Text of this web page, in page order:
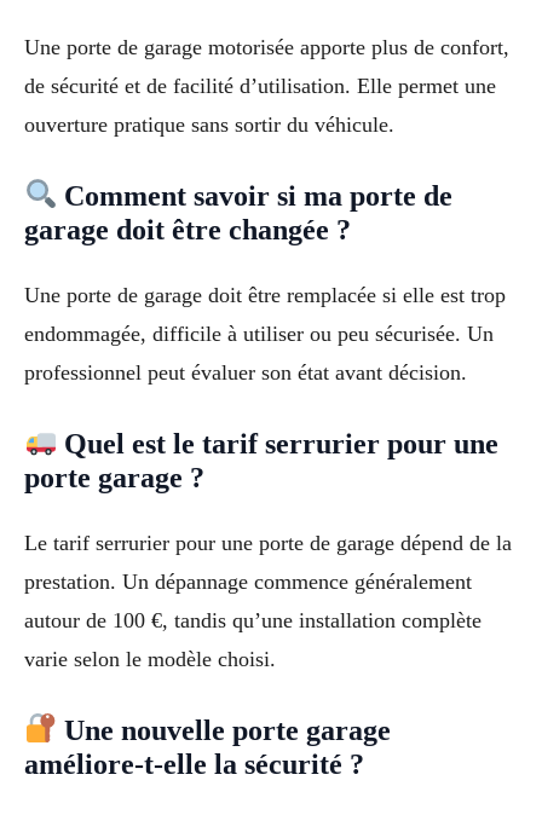
Une porte de garage motorisée apporte plus de confort,
de sécurité et de facilité d’utilisation. Elle permet une
ouverture pratique sans sortir du véhicule.
Comment savoir si ma porte de
garage doit être changée ?
Une porte de garage doit être remplacée si elle est trop
endommagée, difficile à utiliser ou peu sécurisée. Un
professionnel peut évaluer son état avant décision.
Quel est le tarif serrurier pour une
porte garage ?
Le tarif serrurier pour une porte de garage dépend de la
prestation. Un dépannage commence généralement
autour de 100 €, tandis qu’une installation complète
varie selon le modèle choisi.
Une nouvelle porte garage
améliore-t-elle la sécurité ?